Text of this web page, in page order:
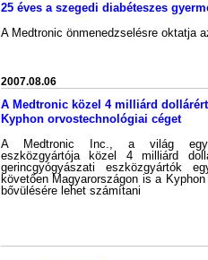
25 éves a szegedi diabéteszes
A Medtronic önmenedzselésre oktatja
2007.08.06
A Medtronic közel 4 milliárd
Kyphon orvostechnológiai céget
A Medtronic Inc., a világ
eszközgyártója közel 4 milliárd
gerincgyógyászati eszközgyártók
követően Magyarországon is a
bővülésére lehet számítani